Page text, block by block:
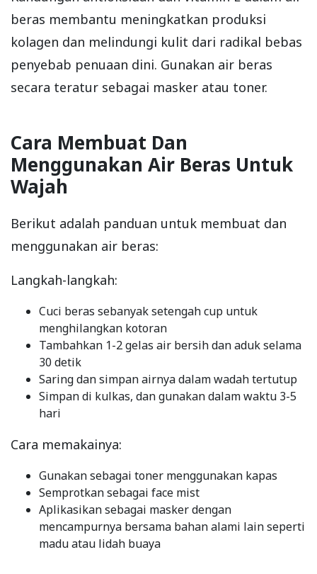
beras membantu meningkatkan produksi
kolagen dan melindungi kulit dari radikal bebas
penyebab penuaan dini. Gunakan air beras
secara teratur sebagai masker atau toner.
Cara Membuat Dan
Menggunakan Air Beras Untuk
Wajah
Berikut adalah panduan untuk membuat dan
menggunakan air beras:
Langkah-langkah:
Cuci beras sebanyak setengah cup untuk
menghilangkan kotoran
Tambahkan 1-2 gelas air bersih dan aduk selama
30 detik
Saring dan simpan airnya dalam wadah tertutup
Simpan di kulkas, dan gunakan dalam waktu 3-5
hari
Cara memakainya:
Gunakan sebagai toner menggunakan kapas
Semprotkan sebagai face mist
Aplikasikan sebagai masker dengan
mencampurnya bersama bahan alami lain seperti
madu atau lidah buaya